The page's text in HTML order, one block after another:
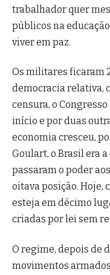
trabalhador quer
públicos na
viver em paz.
Os militares ficaram
democracia relativa,
censura, o
início e por duas
economia cresceu,
Goulart, o Brasil era
passaram o poder
oitava posição. Hoje,
esteja em décimo
criadas por lei sem
O regime, depois de
movimentos